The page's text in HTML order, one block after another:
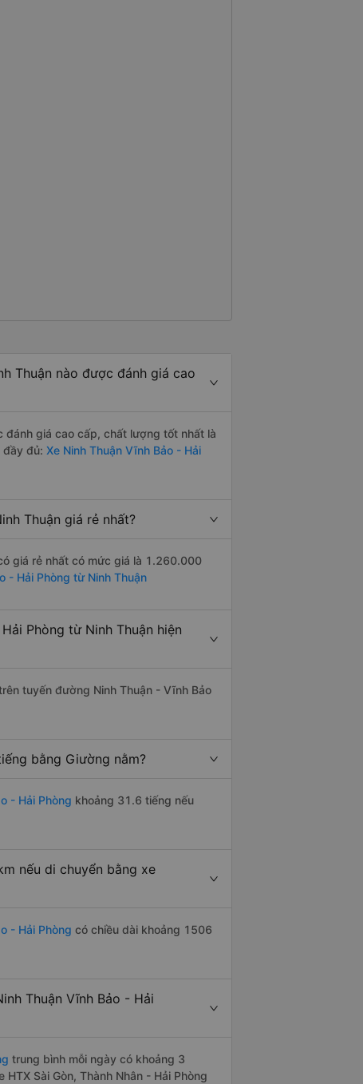
Thuận nào được đánh giá cao
đánh giá cao cấp, chất lượng tốt nhất là
đầy đủ: Xe Ninh Thuận Vĩnh Bảo - Hải
Thuận giá rẻ nhất?
giá rẻ nhất có mức giá là 1.260.000
- Hải Phòng từ Ninh Thuận
Phòng từ Ninh Thuận hiện
tuyến đường Ninh Thuận - Vĩnh Bảo
bằng Giường nằm?
- Hải Phòng khoảng 31.6 tiếng nếu
nếu di chuyển bằng xe
- Hải Phòng có chiều dài khoảng 1506
Thuận Vĩnh Bảo - Hải
trung bình mỗi ngày có khoảng 3
Sài Gòn, Thành Nhân - Hải Phòng